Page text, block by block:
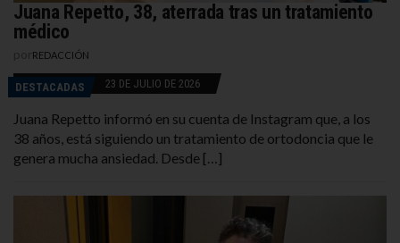
Juana Repetto, 38, aterrada tras un tratamiento
médico
REDACCIÓN
DESTACADAS 23 DE JULIO DE 2026
Juana Repetto informó en su cuenta de Instagram que, a los
38 años, está siguiendo un tratamiento de ortodoncia que le
genera mucha ansiedad. Desde […]